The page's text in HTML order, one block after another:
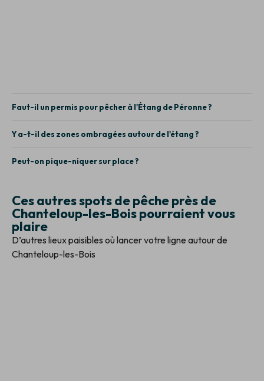
Faut-il un permis pour pêcher à l'Étang de Péronne ?
Y a-t-il des zones ombragées autour de l'étang ?
Peut-on pique-niquer sur place ?
Ces autres spots de pêche près de
Chanteloup-les-Bois pourraient vous
plaire
D’autres lieux paisibles où lancer votre ligne autour de
Chanteloup-les-Bois